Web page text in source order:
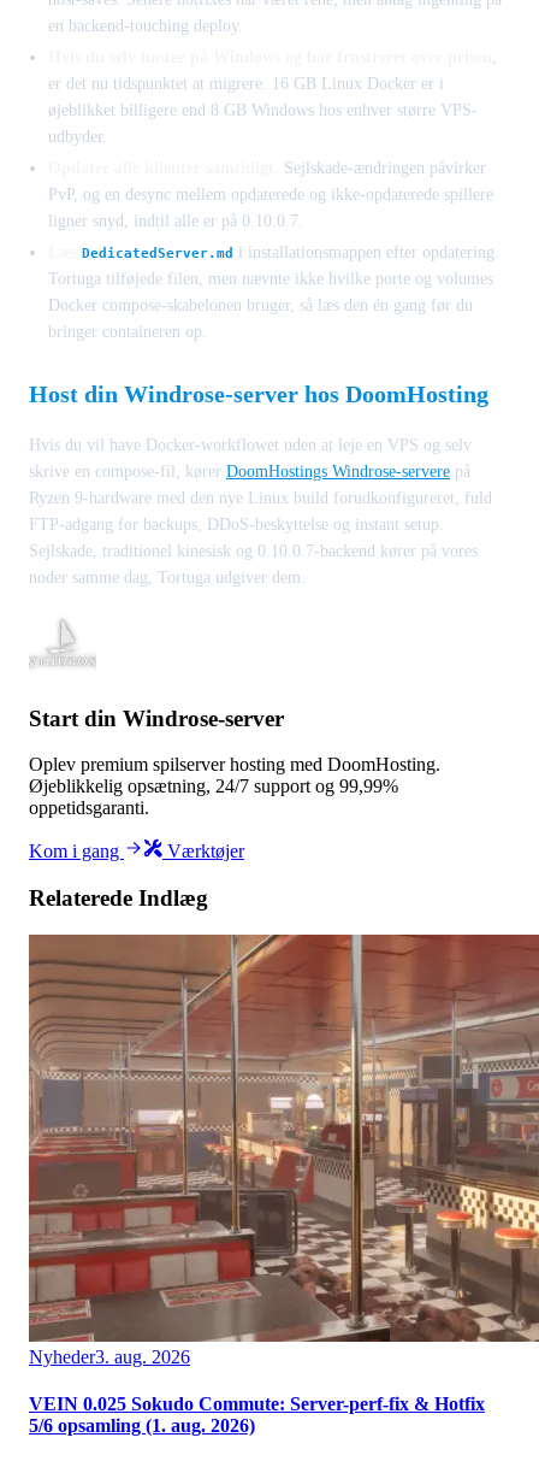
en backend-touching deploy.
er det nu tidspunktet at migrere. 16 GB Linux Docker er i
øjeblikket billigere end 8 GB Windows hos enhver større VPS-
udbyder.
Sejlskade-ændringen påvirker
PvP, og en desync mellem opdaterede og ikke-opdaterede spillere
ligner snyd, indtil alle er på 0.10.0.7.
DedicatedServer.md i installationsmappen efter opdatering.
Tortuga tilføjede filen, men nævnte ikke hvilke porte og volumes
Docker compose-skabelonen bruger, så læs den én gang før du
bringer containeren op.
Host din Windrose-server hos DoomHosting
Hvis du vil have Docker-workflowet uden at leje en VPS og selv
skrive en compose-fil, kører DoomHostings Windrose-servere på
Ryzen 9-hardware med den nye Linux build forudkonfigureret, fuld
FTP-adgang for backups, DDoS-beskyttelse og instant setup.
Sejlskade, traditionel kinesisk og 0.10.0.7-backend kører på vores
noder samme dag, Tortuga udgiver dem.
Start din Windrose-server
Oplev premium spilserver hosting med DoomHosting.
Øjeblikkelig opsætning, 24/7 support og 99,99%
oppetidsgaranti.
Kom i gang Værktøjer
Relaterede Indlæg
Nyheder3. aug. 2026
VEIN 0.025 Sokudo Commute: Server-perf-fix & Hotfix
5/6 opsamling (1. aug. 2026)